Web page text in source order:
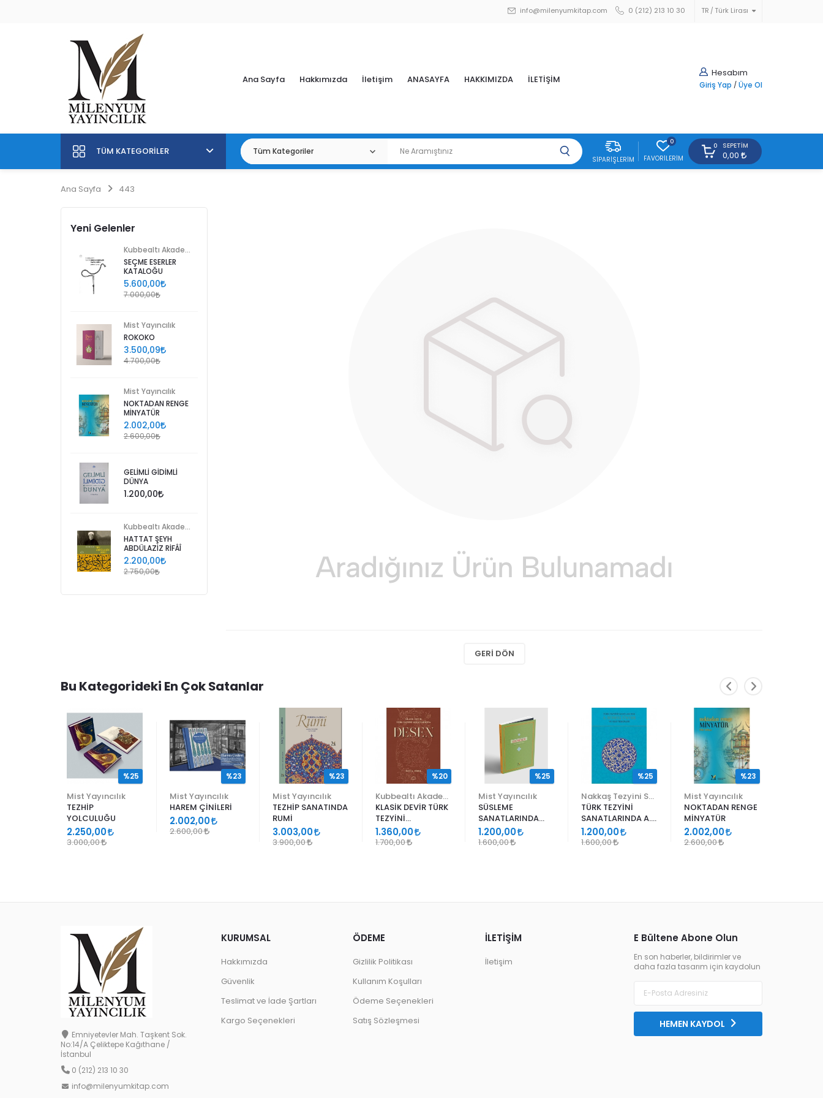
TR Türk Lirası
info@milenyumkitap.com 0 (212) 213 10 30
Hesabım
Giriş Yap / Üye Ol
Ana Sayfa Hakkımızda İletişim ANASAYFA HAKKIMIZDA İLETİŞİM
TÜM KATEGORILER
SIPARIŞLERIM
0
FAVORILERIM
0 SEPETIM
0,00
Ana Sayfa 443
GERI DÖN
Yeni Gelenler
SEÇME ESERLER
KATALOĞU
5.600,00
7.000,00
Mist Yayıncılık
ROKOKO
3.500,09
4.700,00
Mist Yayıncılık
NOKTADAN RENGE
MİNYATÜR
2.002,00
2.600,00
GELİMLİ GİDİMLİ
DÜNYA
1.200,00
HATTAT ŞEYH
ABDÜLAZİZ RİFÂÎ
2.200,00
2.750,00
Bu Kategorideki En Çok Satanlar
Mist Yayıncılık
TEZHİP
YOLCULUĞU
2.250,00
3.000,00
%25
Mist Yayıncılık
HAREM ÇİNİLERİ
2.002,00
2.600,00
%23
Mist Yayıncılık
TEZHİP SANATINDA
RUMİ
3.003,00
3.900,00
%23
KLASİK DEVİR TÜRK
TEZYİNİ
SANATLARINDA
DESEN
1.360,00
1.700,00
%20
Mist Yayıncılık
SÜSLEME
SANATLARINDA
GEÇMELER
1.200,00
1.600,00
%25
TÜRK TEZYİNİ
SANATLARINDA A.
SÜHEYL ÜNVER VE
YENİ TERKİPLERİ
1.200,00
1.600,00
%25
Mist Yayıncılık
NOKTADAN RENGE
MİNYATÜR
2.002,00
2.600,00
%23
Emniyetevler Mah. Taşkent Sok.
No:14/A Çeliktepe Kağıthane /
İstanbul
0 (212) 213 10 30
info@milenyumkitap.com
E Bültene Abone Olun
En son haberler, bildirimler ve
daha fazla tasarım için kaydolun
HEMEN KAYDOL
KURUMSAL
Hakkımızda
Güvenlik
Teslimat ve İade Şartları
Kargo Seçenekleri
ÖDEME
Gizlilik Politikası
Kullanım Koşulları
Ödeme Seçenekleri
Satış Sözleşmesi
İLETİŞİM
İletişim